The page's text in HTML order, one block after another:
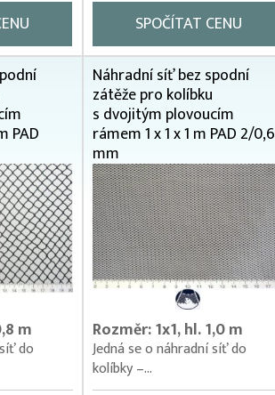
SPOČÍTAT CENU
PAD
m
do
Náhradní síť bez spodní
zátěže pro kolíbku
s dvojitým plovoucím
rámem 1 x 1 x 1 m PAD 2/0,6
mm
Rozměr: 1x1, hl. 1,0 m
Jedná se o náhradní síť do
kolíbky –...